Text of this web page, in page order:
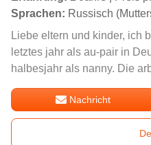
Sprachen: Russisch
Liebe eltern und kinder, ich
letztes jahr als au-pair in
halbesjahr als nanny. Die
Nachricht